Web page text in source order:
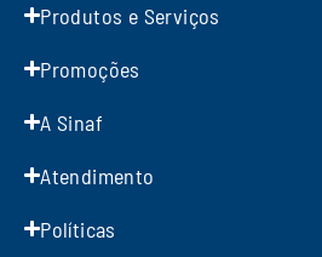
Produtos e Serviços
Promoções
A Sinaf
Atendimento
Políticas